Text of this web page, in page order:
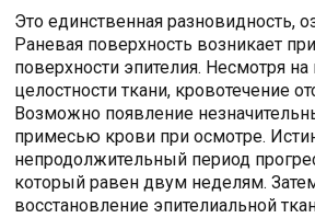
Это единственная разновидность,
Раневая поверхность возникает
поверхности эпителия. Несмотря
целостности ткани, кровотечение
Возможно появление
примесью крови при осмотре.
непродолжительный период
который равен двум неделям.
восстановление эпителиальной